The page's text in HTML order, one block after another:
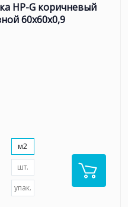
HP-G коричневый
60x60x0,9
м2
шт.
упак.